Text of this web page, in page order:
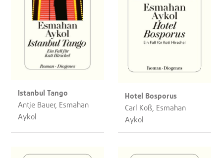
Istanbul Tango
Antje Bauer, Esmahan
Aykol
Hotel Bosporus
Carl Koß, Esmahan
Aykol